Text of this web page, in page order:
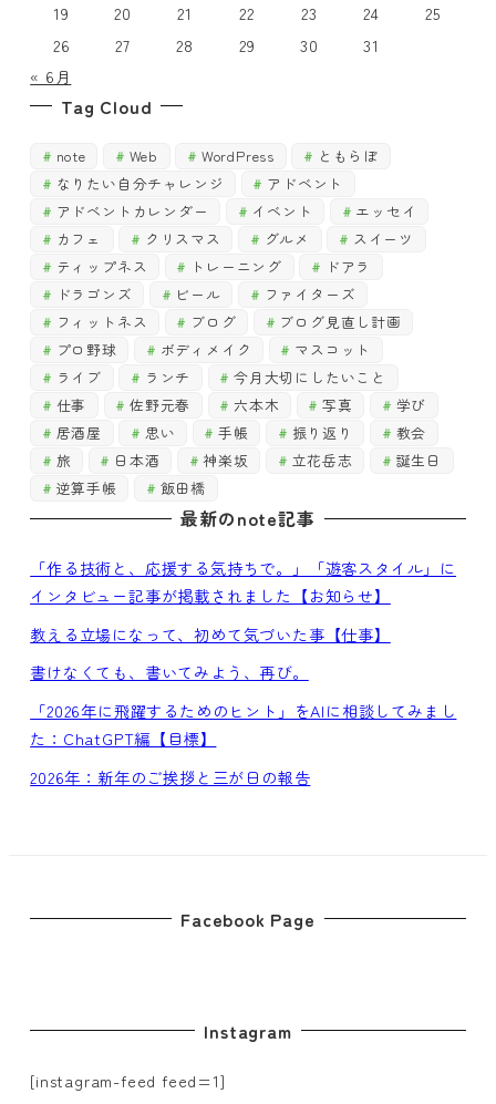
19
20 21 22 23 24
25
26
27 28 29 30
31
« 6月
Tag Cloud
note Web WordPress
ともらぼ
なりたい自分チャレンジ
アドベント
アドベントカレンダー
イベント
エッセイ
カフェ
クリスマス グルメ
スイーツ
ティップネス
トレーニング
ドアラ
ドラゴンズ
ビール
ファイターズ
フィットネス
ブログ
ブログ見直し計画
プロ野球
ボディメイク
マスコット
ライブ
ランチ
今月大切にしたいこと
仕事
佐野元春 六本木 写真
学び
居酒屋
思い 手帳 振り返り
教会
旅
日本酒 神楽坂 立花岳志
誕生日
逆算手帳
飯田橋
最新のnote記事
「作る技術と、応援する気持ちで。」「遊客スタイル」に
インタビュー記事が掲載されました【お知らせ】
教える立場になって、初めて気づいた事【仕事】
書けなくても、書いてみよう、再び。
「2026年に飛躍するためのヒント」をAIに相談してみまし
た：ChatGPT編【目標】
2026年：新年のご挨拶と三が日の報告
Facebook Page
Instagram
[instagram-feed feed=1]